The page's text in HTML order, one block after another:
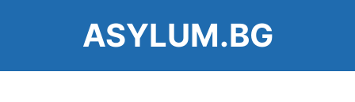
ASYLUM.BG